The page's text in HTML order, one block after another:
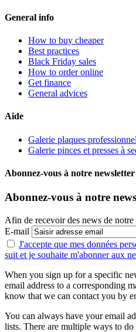
General info
How to buy cheaper
Best practices
Black Friday sales
How to order online
Get finance
General advices
Aide
Galerie plaques
Galerie pinces et presses à
Abonnez-vous à notre newsletter
Abonnez-vous à notre
Afin de recevoir des news de
E-mail
J'accepte que mes données
suit et je souhaite m'abonner aux
When you sign up for a specific
email address to a corresponding
know that we can contact you by
You can always have your email
lists. There are multiple ways to do